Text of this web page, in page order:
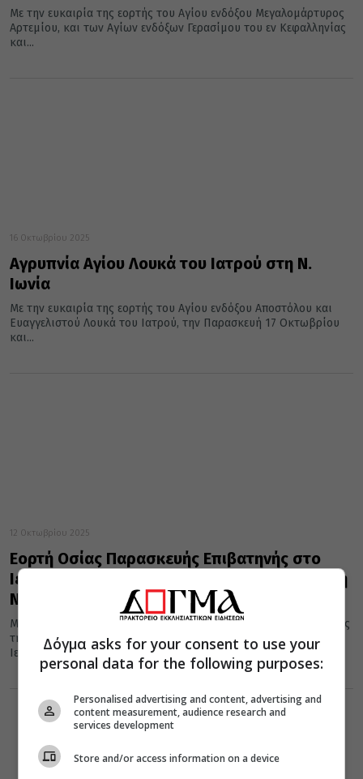
Με την ευκαιρία της εορτής του Αγίου ενδόξου Μεγαλομάρτυρος
Αρτεμίου, και των Αγίων ενδόξων Γερασίμου του εν Κεφαλληνίας
και...
16 Οκτωβρίου 2025
Αγρυπνία Αγίου Λουκά του Ιατρού στη Ν.
Ιωνία
Με την ευκαιρία της εορτής του Αγίου ενδόξου Αποστόλου και
Ευαγγελιστού Λουκά του Ιατρού, την Παρασκευή 17 Οκτωβρίου
και...
12 Οκτωβρίου 2025
Εορτή Οσίας Παρασκευής Επιβατηνής στο
Ιερό Παρεκκλήσιο της Αγίας Παρασκευής στη
Ν. Ιωνία
Με την ευκαιρία της εορτής της Οσίας Μητρός ημών Παρασκευής
της Επιβατηνής, Προστάτιδος των Βαλκανίων, πανηγυρίζει το
Ιερό Μητροπολιτικό...
Δόγμα asks for your consent to use your
personal data for the following purposes:
Personalised advertising and content, advertising and
content measurement, audience research and
services development
Store and/or access information on a device